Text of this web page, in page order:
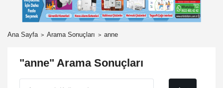
Ana Sayfa Arama Sonuçları anne
"anne" Arama Sonuçları